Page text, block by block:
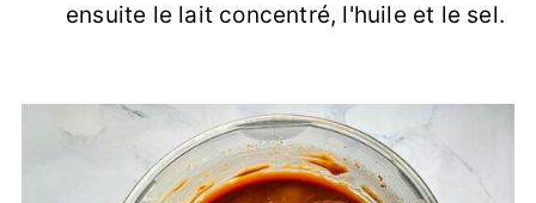
ensuite le lait concentré, l'huile et le sel.